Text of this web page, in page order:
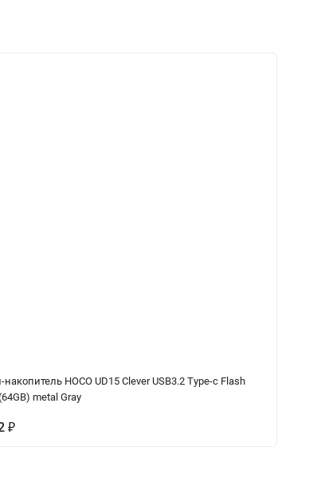
HOCO UD15 Clever USB3.2 Type-c Flash
metal Gray
₽